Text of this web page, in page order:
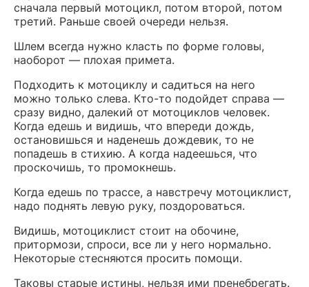
сначала первый мотоцикл, потом второй, потом
третий. Раньше своей очереди нельзя.
Шлем всегда нужно класть по форме головы,
наоборот — плохая примета.
Подходить к мотоциклу и садиться на него
можно только слева. Кто-то подойдет справа —
сразу видно, далекий от мотоциклов человек.
Когда едешь и видишь, что впереди дождь,
остановишься и наденешь дождевик, то не
попадешь в стихию. А когда надеешься, что
проскочишь, то промокнешь.
Когда едешь по трассе, а навстречу мотоциклист,
надо поднять левую руку, поздороваться.
Видишь, мотоциклист стоит на обочине,
притормози, спроси, все ли у него нормально.
Некоторые стесняются просить помощи.
Таковы старые истины, нельзя ими пренебрегать.